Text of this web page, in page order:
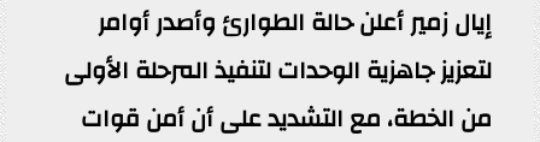
إيال زمير أعلن حالة الطوارئ وأصدر أوامر
لتعزيز جاهزية الوحدات لتنفيذ المرحلة الأولى
من الخطة، مع التشديد على أن أمن قوات